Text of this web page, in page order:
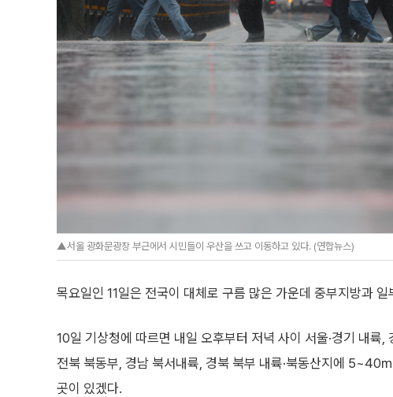
▲서울 광화문광장 부근에서 시민들이 우산을 쓰고 이동하고 있다. (연합뉴스)
목요일인 11일은 전국이 대체로 구름 많은 가운데 중부지방과
10일 기상청에 따르면 내일 오후부터 저녁 사이 서울·경기 내륙,
전북 북동부, 경남 북서내륙, 경북 북부 내륙·북동산지에 5~40
곳이 있겠다.